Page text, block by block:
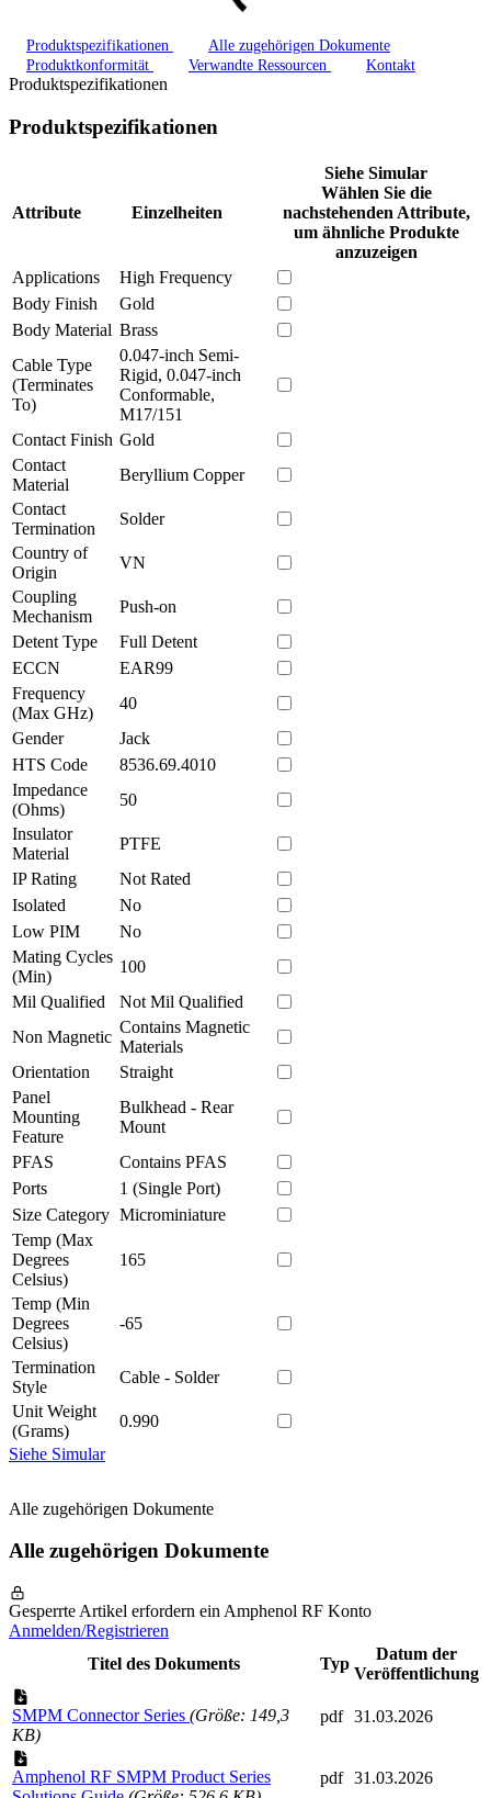
Produktspezifikationen
Alle zugehörigen Dokumente
Produktkonformität
Verwandte Ressourcen Kontakt
Produktspezifikationen
Produktspezifikationen
Attribute Einzelheiten
Siehe Simular
Wählen Sie die
nachstehenden Attribute,
um ähnliche Produkte
anzuzeigen
Applications
High Frequency
Body Finish
Gold
Body Material Brass
Cable Type
(Terminates
To)
0.047-inch Semi-
Rigid, 0.047-inch
Conformable,
M17/151
Contact Finish Gold
Contact
Material
Beryllium Copper
Contact
Termination
Solder
Country of
Origin
VN
Coupling
Mechanism
Push-on
Detent Type
Full Detent
ECCN
EAR99
Frequency
(Max GHz)
40
Gender
Jack
HTS Code
8536.69.4010
Impedance
(Ohms)
50
Insulator
Material
PTFE
IP Rating
Not Rated
Isolated
No
Low PIM
No
Mating Cycles
(Min)
100
Mil Qualified
Not Mil Qualified
Non Magnetic
Contains Magnetic
Materials
Orientation
Straight
Panel
Mounting
Feature
Bulkhead - Rear
Mount
PFAS
Contains PFAS
Ports
1 (Single Port)
Size Category Microminiature
Temp (Max
Degrees
Celsius)
165
Temp (Min
Degrees
Celsius)
-65
Termination
Style
Cable - Solder
Unit Weight
(Grams)
0.990
Siehe Simular
Alle zugehörigen Dokumente
Alle zugehörigen Dokumente
Gesperrte Artikel erfordern ein Amphenol RF Konto
Anmelden/Registrieren
Titel des Dokuments
Typ
Datum der
Veröffentlichung
SMPM Connector Series (Größe: 149,3
KB)
pdf 31.03.2026
Amphenol RF SMPM Product Series
pdf 31.03.2026